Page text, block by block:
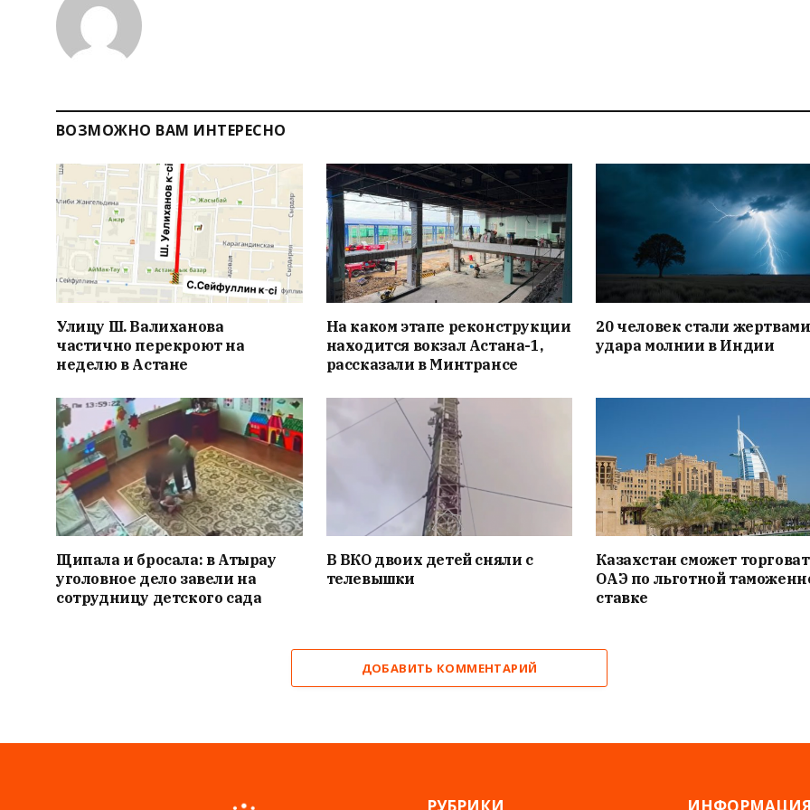
ВОЗМОЖНО ВАМ ИНТЕРЕСНО
Улицу Ш. Валиханова
частично перекроют на
неделю в Астане
На каком этапе реконструкции
находится вокзал Астана-1,
рассказали в Минтрансе
20 человек стали жертвами
удара молнии в Индии
Щипала и бросала: в Атырау
уголовное дело завели на
сотрудницу детского сада
В ВКО двоих детей сняли с
телевышки
Казахстан сможет
ОАЭ по льготной
ставке
ДОБАВИТЬ КОММЕНТАРИЙ
РУБРИКИ